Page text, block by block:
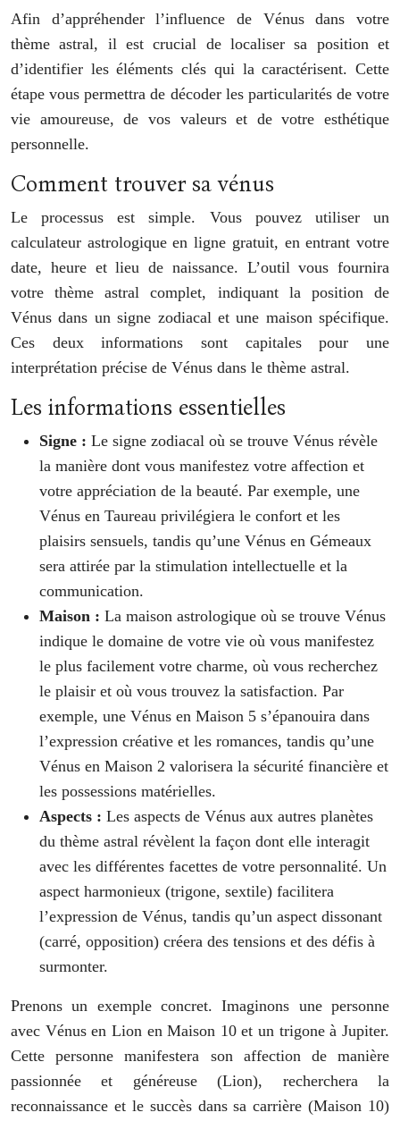
Afin d’appréhender l’influence de Vénus dans votre
thème astral, il est crucial de localiser sa position et
d’identifier les éléments clés qui la caractérisent. Cette
étape vous permettra de décoder les particularités de votre
vie amoureuse, de vos valeurs et de votre esthétique
personnelle.
Comment trouver sa vénus
Le processus est simple. Vous pouvez utiliser un
calculateur astrologique en ligne gratuit, en entrant votre
date, heure et lieu de naissance. L’outil vous fournira
votre thème astral complet, indiquant la position de
Vénus dans un signe zodiacal et une maison spécifique.
Ces deux informations sont capitales pour une
interprétation précise de Vénus dans le thème astral.
Les informations essentielles
Signe : Le signe zodiacal où se trouve Vénus révèle
la manière dont vous manifestez votre affection et
votre appréciation de la beauté. Par exemple, une
Vénus en Taureau privilégiera le confort et les
plaisirs sensuels, tandis qu’une Vénus en Gémeaux
sera attirée par la stimulation intellectuelle et la
communication.
Maison : La maison astrologique où se trouve Vénus
indique le domaine de votre vie où vous manifestez
le plus facilement votre charme, où vous recherchez
le plaisir et où vous trouvez la satisfaction. Par
exemple, une Vénus en Maison 5 s’épanouira dans
l’expression créative et les romances, tandis qu’une
Vénus en Maison 2 valorisera la sécurité financière et
les possessions matérielles.
Aspects : Les aspects de Vénus aux autres planètes
du thème astral révèlent la façon dont elle interagit
avec les différentes facettes de votre personnalité. Un
aspect harmonieux (trigone, sextile) facilitera
l’expression de Vénus, tandis qu’un aspect dissonant
(carré, opposition) créera des tensions et des défis à
surmonter.
Prenons un exemple concret. Imaginons une personne
avec Vénus en Lion en Maison 10 et un trigone à Jupiter.
Cette personne manifestera son affection de manière
passionnée et généreuse (Lion), recherchera la
reconnaissance et le succès dans sa carrière (Maison 10)